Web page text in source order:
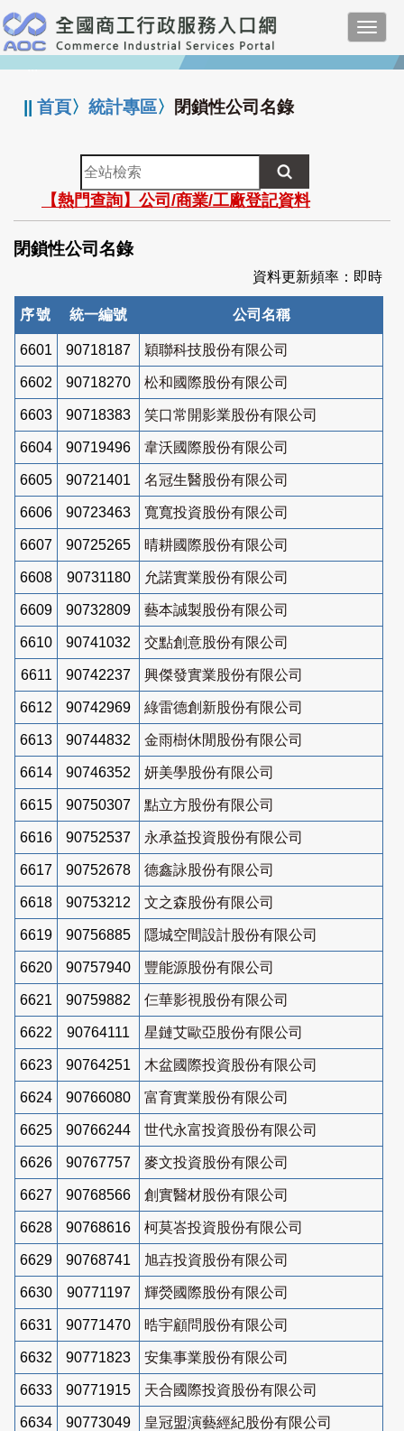
跳
到
主
要
:::
||首頁〉統計專區〉 閉鎖性公司名錄
全
站
檢
索
【熱門查詢】公司/商業/工廠登記資料
閉鎖性公司名錄
資料更新頻率：即時
序號 統一編號 公司名稱
6601 90718187 穎聯科技股份有限公司
6602 90718270 松和國際股份有限公司
6603 90718383 笑口常開影業股份有限公司
6604 90719496 韋沃國際股份有限公司
6605 90721401 名冠生醫股份有限公司
6606 90723463 寬寬投資股份有限公司
6607 90725265 晴耕國際股份有限公司
6608 90731180 允諾實業股份有限公司
6609 90732809 藝本誠製股份有限公司
6610 90741032 交點創意股份有限公司
6611 90742237 興傑發實業股份有限公司
6612 90742969 綠雷德創新股份有限公司
6613 90744832 金雨樹休閒股份有限公司
6614 90746352 妍美學股份有限公司
6615 90750307 點立方股份有限公司
6616 90752537 永承益投資股份有限公司
6617 90752678 德鑫詠股份有限公司
6618 90753212 文之森股份有限公司
6619 90756885 隱城空間設計股份有限公司
6620 90757940 豐能源股份有限公司
6621 90759882 仨華影視股份有限公司
6622 90764111 星鏈艾歐亞股份有限公司
6623 90764251 木盆國際投資股份有限公司
6624 90766080 富育實業股份有限公司
6625 90766244 世代永富投資股份有限公司
6626 90767757 麥文投資股份有限公司
6627 90768566 創實醫材股份有限公司
6628 90768616 柯莫峇投資股份有限公司
6629 90768741 旭壵投資股份有限公司
6630 90771197 輝熒國際股份有限公司
6631 90771470 晧宇顧問股份有限公司
6632 90771823 安集事業股份有限公司
6633 90771915 天合國際投資股份有限公司
6634 90773049 皇冠盟演藝經紀股份有限公司